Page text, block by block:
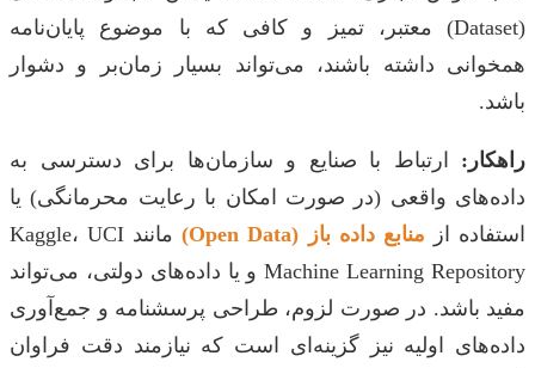
(Dataset) معتبر، تمیز و کافی که با موضوع پایان‌نامه
همخوانی داشته باشند، می‌تواند بسیار زمان‌بر و دشوار
باشد.
راهکار: ارتباط با صنایع و سازمان‌ها برای دسترسی به
داده‌های واقعی (در صورت امکان با رعایت محرمانگی) یا
استفاده از منابع داده باز (Open Data)
مانند Kaggle، UCI
Machine Learning Repository و یا داده‌های دولتی، می‌تواند
مفید باشد. در صورت لزوم، طراحی پرسشنامه و جمع‌آوری
داده‌های اولیه نیز گزینه‌ای است که نیازمند دقت فراوان